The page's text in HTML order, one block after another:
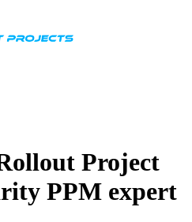
Project
PPM expert